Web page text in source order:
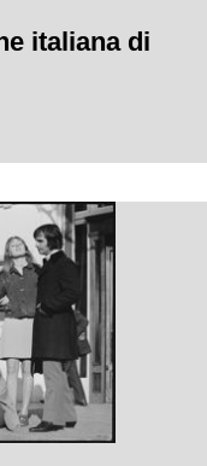
italiana di